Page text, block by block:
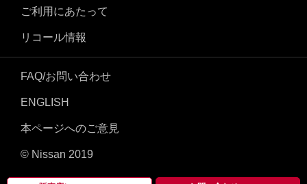
ご利用にあたって
リコール情報
FAQ/お問い合わせ
ENGLISH
本ページへのご意見
© Nissan 2019